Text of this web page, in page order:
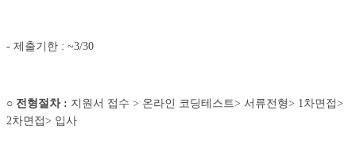
- 제출기한 : ~3/30
○ 전형절차 : 지원서 접수 > 온라인 코딩테스트> 서류전형> 1차면접>
2차면접> 입사